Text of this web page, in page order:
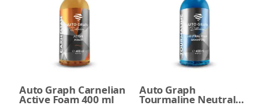
Auto Graph Carnelian
Active Foam 400 ml
Auto Graph
Tourmaline Neutral